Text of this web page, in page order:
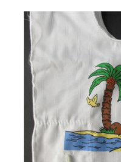
átlagos
értékelése
0,0
csillag.